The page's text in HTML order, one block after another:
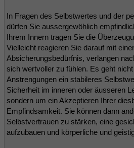
In Fragen des Selbstwertes und der
dürfen Sie aussergewöhlich
Ihrem Innern tragen Sie die
Vielleicht reagieren Sie darauf mit
Absicherungsbedürfnis, verlangen
sich wertvoller zu fühlen. Es geht
Anstrengungen ein stabileres
Sicherheit im inneren oder äusseren
sondern um ein Akzeptieren Ihrer
Empfindsamkeit. Sie können dann
Selbstvertrauen zu stärken, eine
aufzubauen und körperliche und